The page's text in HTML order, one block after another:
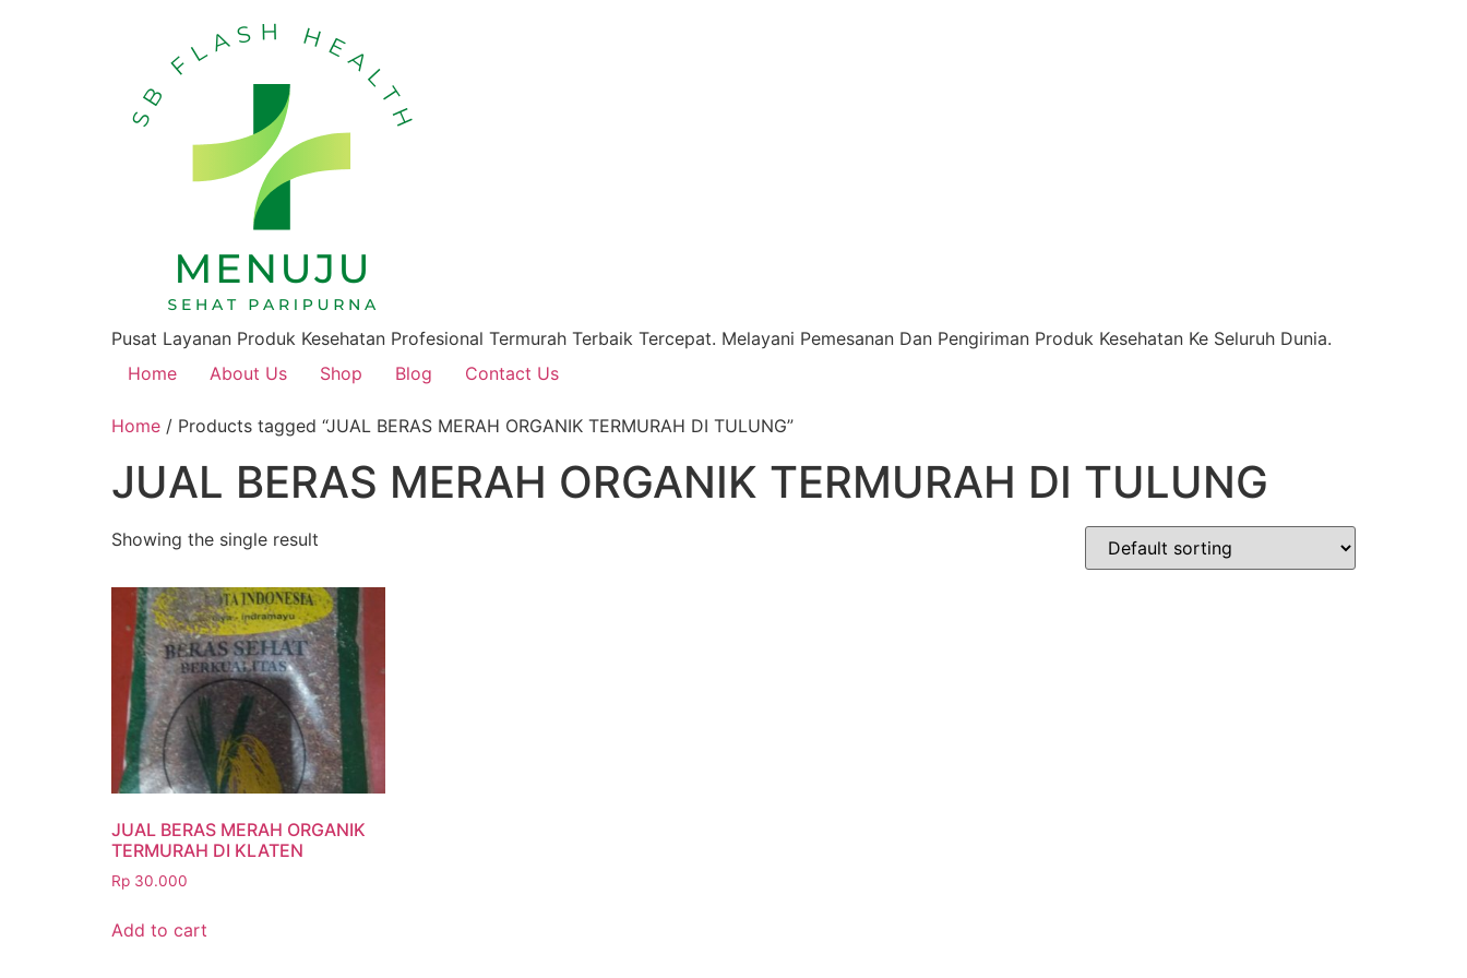
Pusat Layanan Produk Kesehatan Profesional Termurah Terbaik Tercepat. Melayani Pemesanan Dan Pengiriman Produk Kesehatan Ke Seluruh Dunia.
Home
About Us Shop Blog Contact Us
Home / Products tagged “JUAL BERAS MERAH ORGANIK TERMURAH DI TULUNG”
JUAL BERAS MERAH ORGANIK TERMURAH DI TULUNG
Showing the single result
JUAL BERAS MERAH ORGANIK
TERMURAH DI KLATEN
Rp 30.000
Add to cart